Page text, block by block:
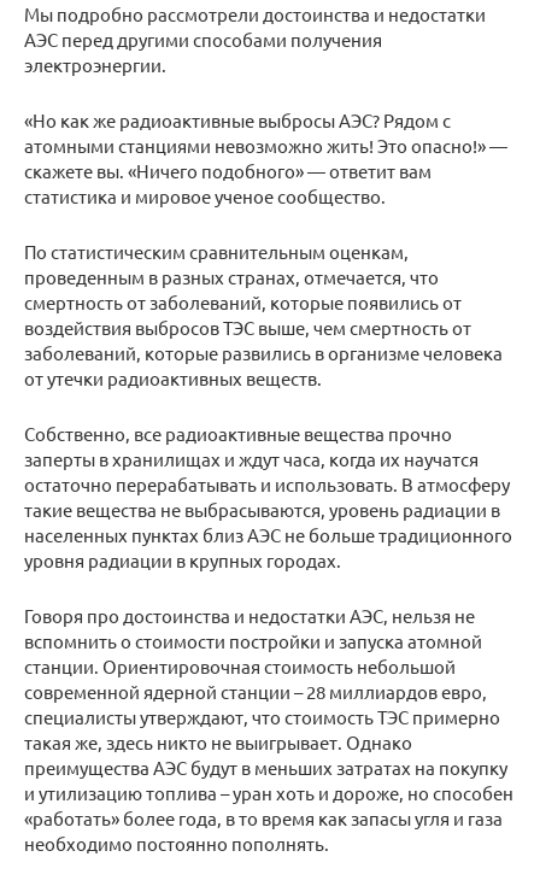
Мы подробно рассмотрели достоинства и недостатки
АЭС перед другими способами получения
электроэнергии.
«Но как же радиоактивные выбросы АЭС? Рядом с
атомными станциями невозможно жить! Это опасно!» —
скажете вы. «Ничего подобного» — ответит вам
статистика и мировое ученое сообщество.
По статистическим сравнительным оценкам,
проведенным в разных странах, отмечается, что
смертность от заболеваний, которые появились от
воздействия выбросов ТЭС выше, чем смертность от
заболеваний, которые развились в организме человека
от утечки радиоактивных веществ.
Собственно, все радиоактивные вещества прочно
заперты в хранилищах и ждут часа, когда их научатся
остаточно перерабатывать и использовать. В атмосферу
такие вещества не выбрасываются, уровень радиации в
населенных пунктах близ АЭС не больше традиционного
уровня радиации в крупных городах.
Говоря про достоинства и недостатки АЭС, нельзя не
вспомнить о стоимости постройки и запуска атомной
станции. Ориентировочная стоимость небольшой
современной ядерной станции – 28 миллиардов евро,
специалисты утверждают, что стоимость ТЭС примерно
такая же, здесь никто не выигрывает. Однако
преимущества АЭС будут в меньших затратах на покупку
и утилизацию топлива – уран хоть и дороже, но способен
«работать» более года, в то время как запасы угля и газа
необходимо постоянно пополнять.